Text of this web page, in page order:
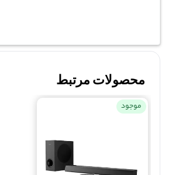
محصولات مرتبط
موجود